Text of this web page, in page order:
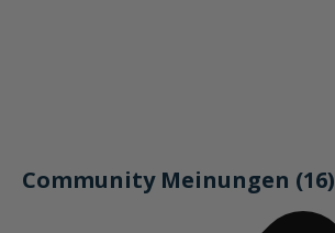
Community Meinungen (16)